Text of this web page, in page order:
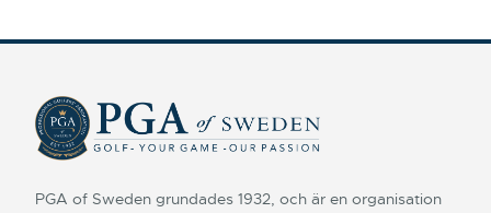
PGA of Sweden grundades 1932, och är en organisation